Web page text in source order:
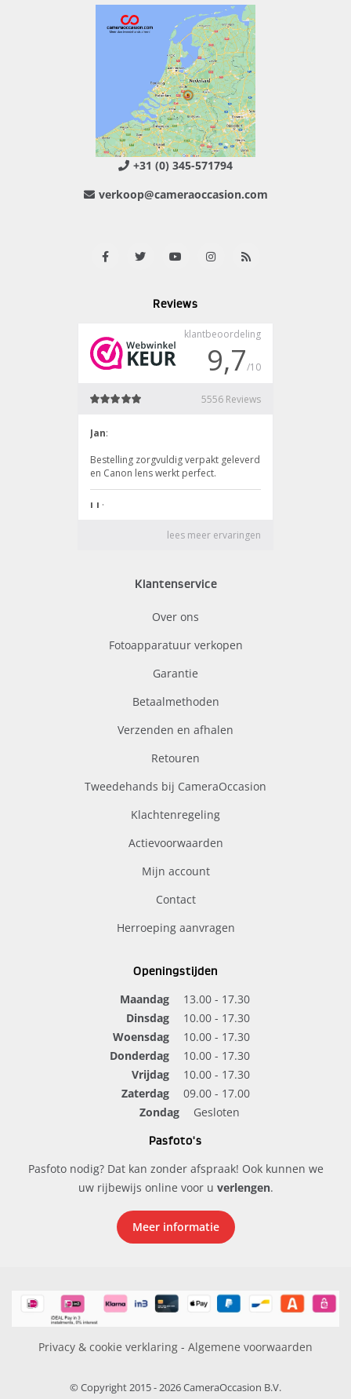
+31 (0) 345-571794
verkoop@cameraoccasion.com
Reviews
Klantenservice
Over ons
Fotoapparatuur verkopen
Garantie
Betaalmethoden
Verzenden en afhalen
Retouren
Tweedehands bij CameraOccasion
Klachtenregeling
Actievoorwaarden
Mijn account
Contact
Herroeping aanvragen
Openingstijden
Maandag
13.00 - 17.30
Dinsdag
10.00 - 17.30
Woensdag
10.00 - 17.30
Donderdag
10.00 - 17.30
Vrijdag
10.00 - 17.30
Zaterdag
09.00 - 17.00
Zondag
Gesloten
Pasfoto's
Pasfoto nodig? Dat kan zonder afspraak! Ook kunnen we
uw rijbewijs online voor u verlengen.
Meer informatie
Privacy & cookie verklaring - Algemene voorwaarden
© Copyright 2015 - 2026 CameraOccasion B.V.